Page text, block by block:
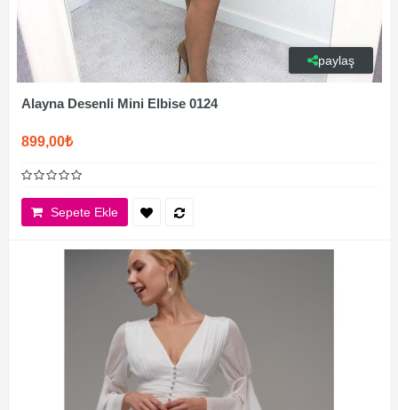
paylaş
Alayna Desenli Mini Elbise 0124
899,00₺
Sepete Ekle